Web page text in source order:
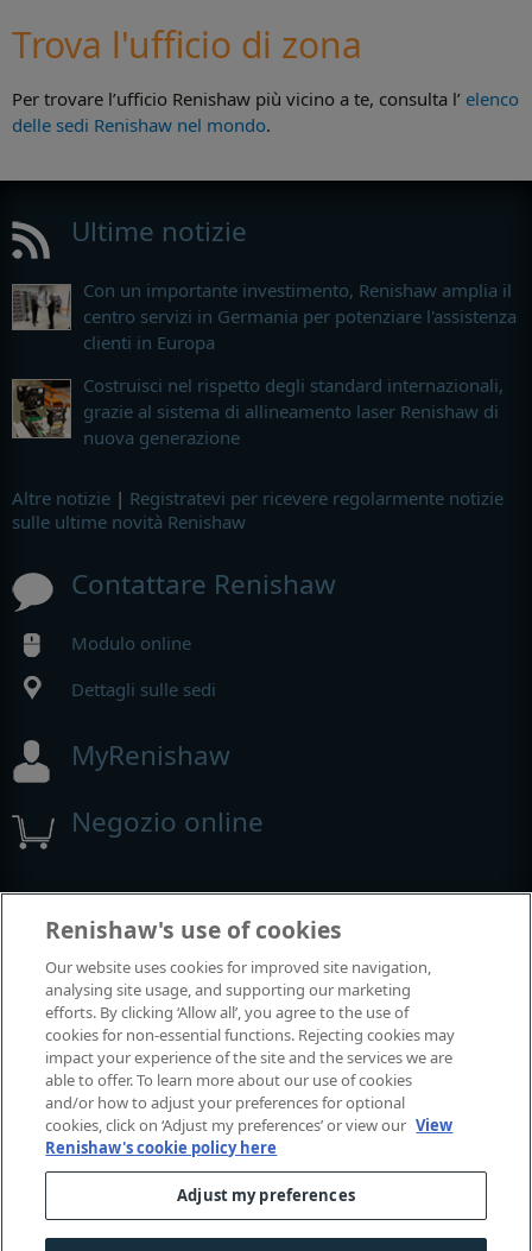
Trova l'ufficio di zona
Per trovare l’ufficio Renishaw più vicino a te, consulta l’ elenco
delle sedi Renishaw nel mondo.
Ultime notizie
Con un importante investimento, Renishaw amplia il
centro servizi in Germania per potenziare l'assistenza
clienti in Europa
Costruisci nel rispetto degli standard internazionali,
grazie al sistema di allineamento laser Renishaw di
nuova generazione
Altre notizie | Registratevi per ricevere regolarmente notizie
sulle ultime novità Renishaw
Contattare Renishaw
Modulo online
Dettagli sulle sedi
MyRenishaw
Negozio online
Fiere e conferenze
Renishaw partecipa a questi eventi
© 2001–2026 Renishaw plc. Tutti i diritti riservati.
Renishaw's use of cookies
Our website uses cookies for improved site navigation,
analysing site usage, and supporting our marketing
efforts. By clicking ‘Allow all’, you agree to the use of
cookies for non-essential functions. Rejecting cookies may
impact your experience of the site and the services we are
able to offer. To learn more about our use of cookies
and/or how to adjust your preferences for optional
cookies, click on ‘Adjust my preferences’ or view our View
Renishaw's cookie policy here
Adjust my preferences